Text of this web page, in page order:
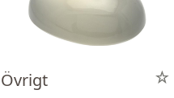
Övrigt